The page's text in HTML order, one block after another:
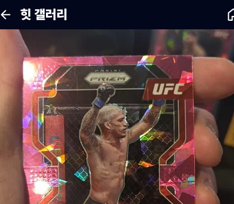
힛 갤러리